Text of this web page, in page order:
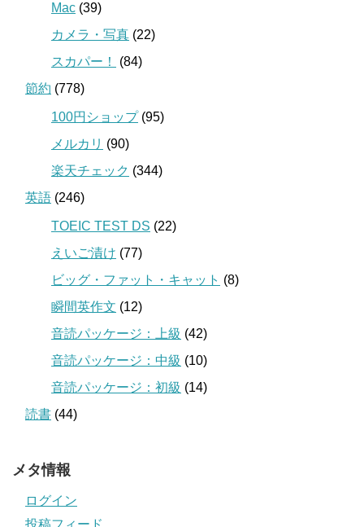
Mac (39)
カメラ・写真 (22)
スカパー！
(84)
節約 (778)
100円ショップ(95)
メルカリ (90)
楽天チェック (344)
英語 (246)
TOEIC TEST DS (22)
えいご漬け (77)
ビッグ・ファット・キャット (8)
瞬間英作文 (12)
音読パッケージ：上級 (42)
音読パッケージ：中級 (10)
音読パッケージ：初級 (14)
読書 (44)
メタ情報
ログイン
投稿フィード